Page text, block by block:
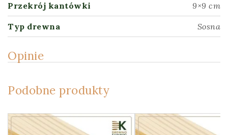
Przekrój kantówki 9×9 cm
Typ drewna Sosna
Opinie
Podobne produkty